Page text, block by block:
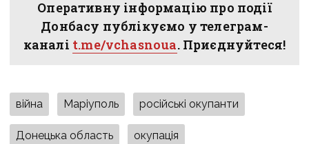
Оперативну інформацію про події
Донбасу публікуємо у телеграм-
каналі t.me/vchasnoua. Приєднуйтеся!
війна Маріуполь російські окупанти
Донецька область окупація